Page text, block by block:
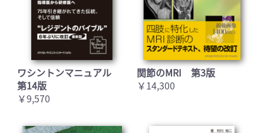
ワシントンマニュアル
第14版
￥9,570
関節のMRI 第3版
￥14,300